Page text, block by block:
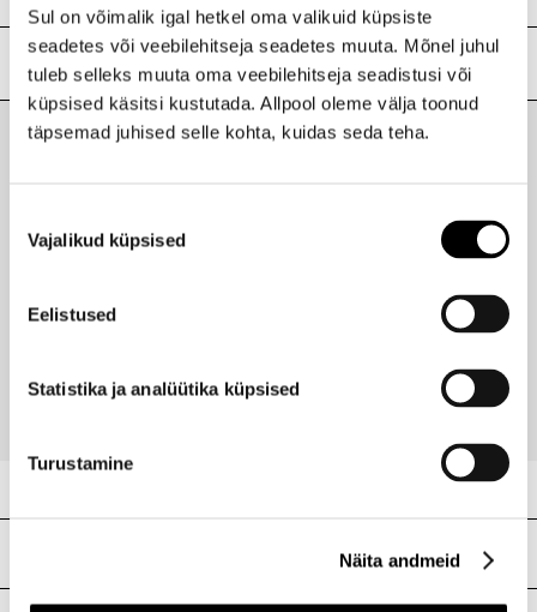
Sul on võimalik igal hetkel oma valikuid küpsiste
seadetes või veebilehitseja seadetes muuta. Mõnel juhul
tuleb selleks muuta oma veebilehitseja seadistusi või
küpsised käsitsi kustutada. Allpool oleme välja toonud
täpsemad juhised selle kohta, kuidas seda teha.
valik
Vajalikud küpsised
Eelistused
Statistika ja analüütika küpsised
Turustamine
Näita andmeid
Lisainfo
Kaubamärk
LANCOME
Laokood
H0182344
Teint Idole Ultra Wear Nude jumestuskreem 40ml